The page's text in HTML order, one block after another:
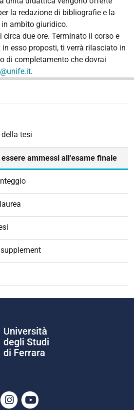
la redazione di bibliografie e la
ambito giuridico.
circa due ore. Terminato il corso e
esso proposti, ti verrà rilasciato in
di completamento che dovrai
.
tesi
ammessi all'esame finale
Università
degli Studi
di Ferrara
Instagram
Youtube